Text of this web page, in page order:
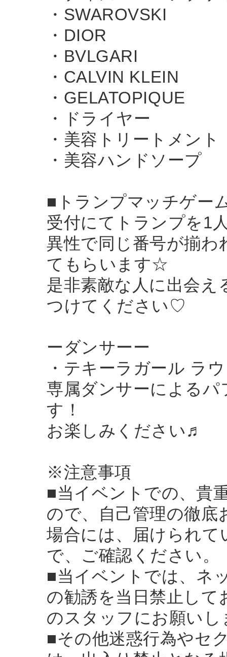
・SWAROVSKI
・DIOR
・BVLGARI
・CALVIN KLEIN
・GELATOPIQUE
・ドライヤー
・美容トリートメント
・美容ハンドソープ
■トランプマッチゲー
受付にてトランプを1
異性で同じ番号が揃わ
てもらいます☆
是非素敵な人に出会
つけてください♡
ーダンサーー
・テキーラガール ラ
専属ダンサーによる
す！
お楽しみください♬
※注意事項
■当イベントでの、貴
ので、自己管理の徹底
場合には、届けられ
で、ご確認ください。
■当イベントでは、ネ
の勧誘を当日禁止し
のスタッフにお願いし
■その他迷惑行為やセ